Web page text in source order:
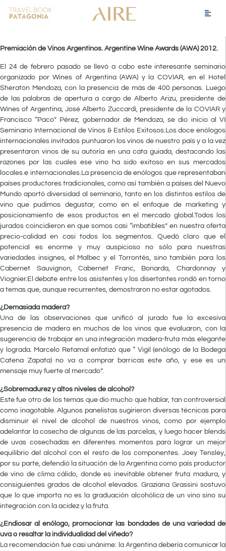
Premiación de Vinos Argentinos. Argentine Wine Awards (AWA) 2012.
El 24 de febrero pasado se llevó a cabo este interesante seminario
organizado por Wines of Argentina (AWA) y la COVIAR, en el Hotel
Sheraton Mendoza, con la presencia de más de 400 personas. Luego
de las palabras de apertura a cargo de Alberto Arizu, presidente de
Wines of Argentina, José Alberto Zuccardi, presidente de la COVIAR y
Francisco “Paco” Pérez, gobernador de Mendoza, se dio inicio al VI
Seminario Internacional de Vinos & Estilos Exitosos.Los doce enólogos
internacionales invitados puntuaron los vinos de nuestro país y a la vez
presentaron vinos de su autoría en una cata guiada, destacando las
razones por las cuales ese vino ha sido exitoso en sus mercados
locales e internacionales.La presencia de enólogos que representaban
países productores tradicionales, como así también a países del Nuevo
Mundo aportó diversidad al seminario, tanto en los distintos estilos de
vino que pudimos degustar, como en el enfoque de marketing y
posicionamiento de esos productos en el mercado global.Todos los
jurados coincidieron en que somos casi “imbatibles” en nuestra oferta
precio-calidad en casi todos los segmentos. Quedó claro que el
potencial es enorme y muy auspicioso no sólo para nuestras
variedades insignes, el Malbec y el Torrontés, sino también para los
Cabernet Sauvignon, Cabernet Franc, Bonarda, Chardonnay y
Viognier.El debate entre los asistentes y los disertantes rondó en torno
a temas que, aunque recurrentes, demostraron no estar agotados.
¿Demasiada madera?
Una de las observaciones que unificó al jurado fue la excesiva
presencia de madera en muchos de los vinos que evaluaron, con la
sugerencia de trabajar en una integración madera-fruta más elegante
y lograda. Marcelo Retamal enfatizó que “ Vigil (enólogo de la Bodega
Catena Zapata) no va a comprar barricas este año, y ese es un
mensaje muy fuerte al mercado”.
¿Sobremadurez y altos niveles de alcohol?
Este fue otro de los temas que dio mucho que hablar, tan controversial
como inagotable. Algunos panelistas sugirieron diversas técnicas para
disminuir el nivel de alcohol de nuestros vinos, como por ejemplo
adelantar la cosecha de algunas de las parcelas, y luego hacer blends
de uvas cosechadas en diferentes momentos para lograr un mejor
equilibrio del alcohol con el resto de los componentes. Joey Tensley,
por su parte, defendió la situación de la Argentina como país productor
de vino de clima cálido, donde es inevitable obtener fruta madura, y
consiguientes grados de alcohol elevados. Graziana Grassini sostuvo
que lo que importa no es la graduación alcohólica de un vino sino su
integración con la acidez y la fruta.
¿Endiosar al enólogo, promocionar las bondades de una variedad de
uva o resaltar la individualidad del viñedo?
La recomendación fue casi unánime: la Argentina debería comunicar la